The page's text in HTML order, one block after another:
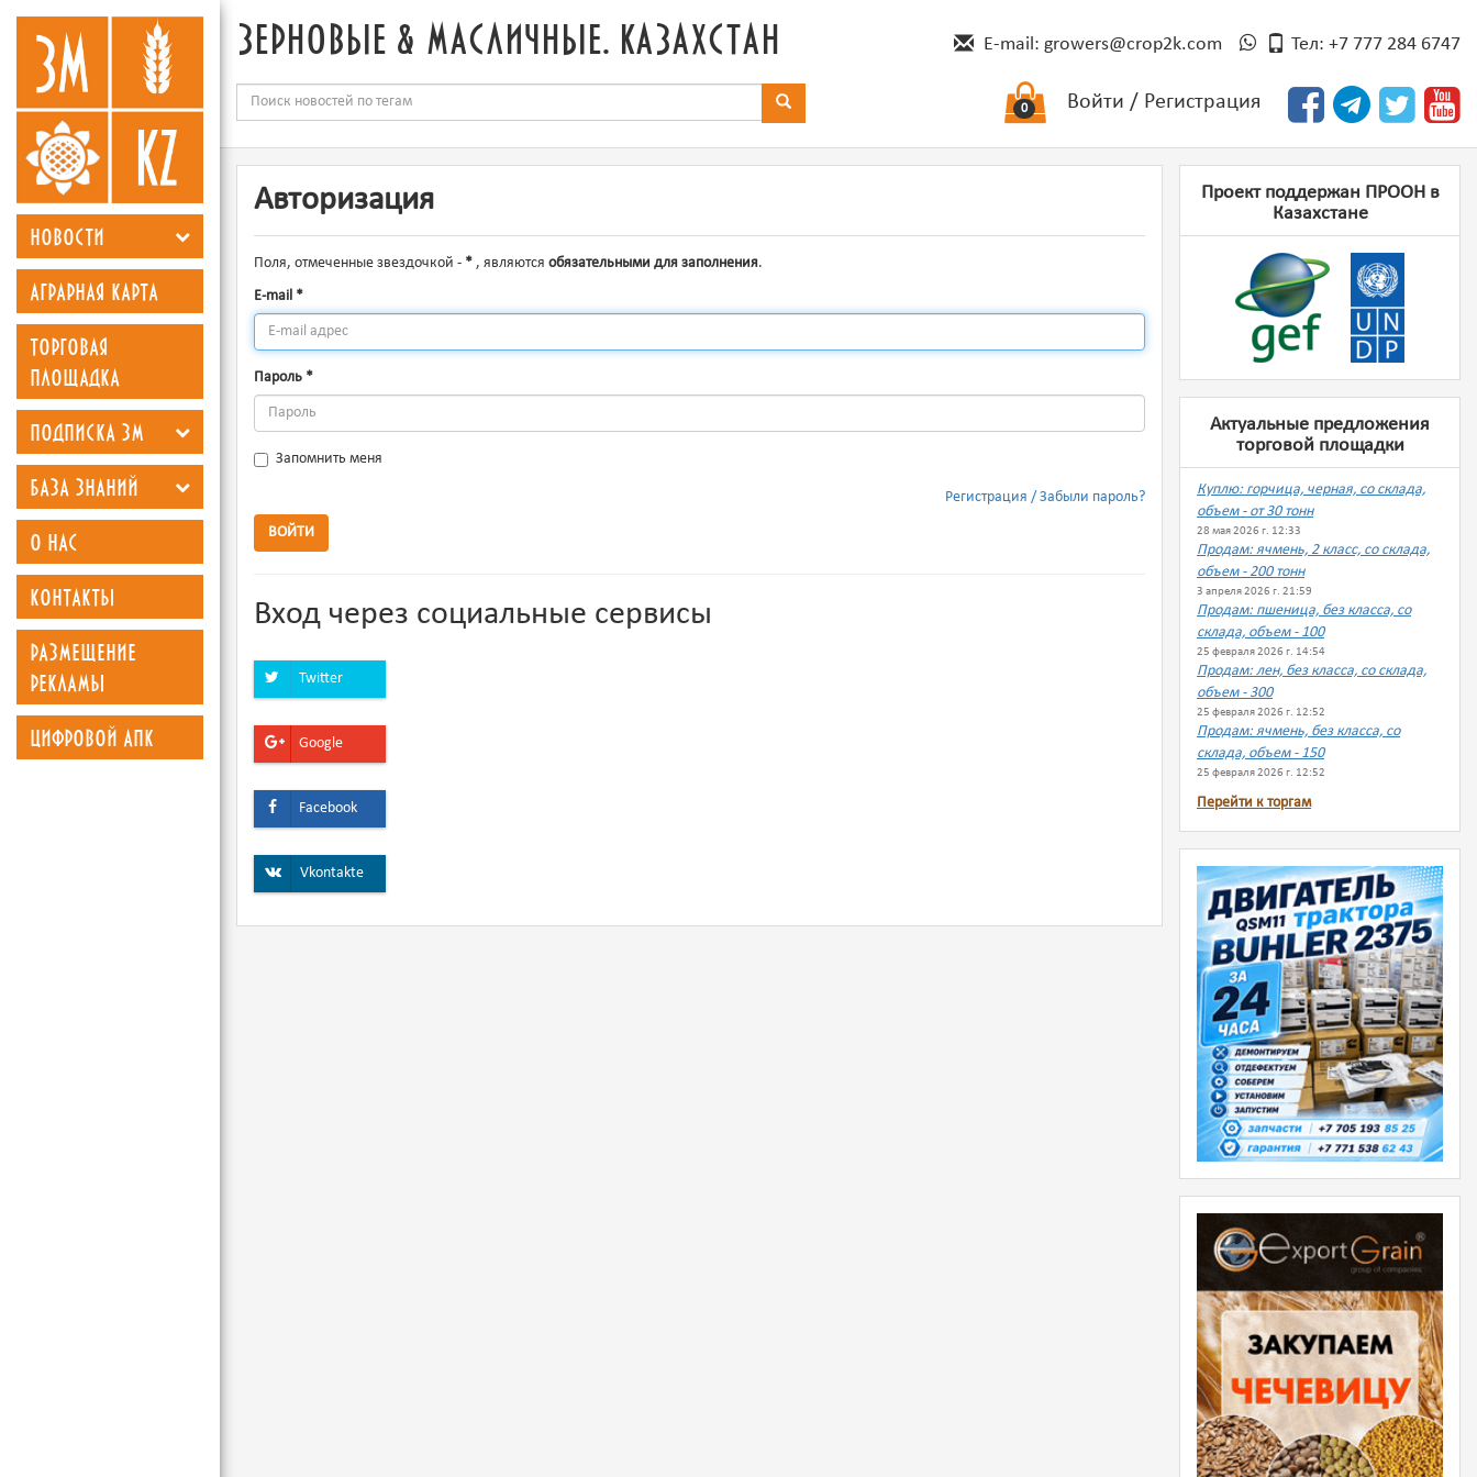
новости
аграрная карта
торговая
площадка
подписка зм
база знаний
о нас
контакты
размещение
рекламы
цифровой апк
зерновые & масличные. казахстан E-mail: growers@crop2k.com Тел: +7 777 284 6747
Войти / Регистрация
0
Авторизация
Поля, отмеченные звездочкой - * , являются обязательными для заполнения.
E-mail *
Пароль *
Запомнить меня
Забыли пароль?
Регистрация
ВОЙТИ
Вход через социальные сервисы
Twitter
Google
Facebook
Vkontakte
Проект поддержан ПРООН в
Казахстане
Актуальные предложения
торговой площадки
Куплю: горчица, черная, со склада,
объем - от 30 тонн
28 мая 2026 г. 12:33
Продам: ячмень, 2 класс, со склада,
объем - 200 тонн
3 апреля 2026 г. 21:59
Продам: пшеница, без класса, со
склада, объем - 100
25 февраля 2026 г. 14:54
Продам: лен, без класса, со склада,
объем - 300
25 февраля 2026 г. 12:52
Продам: ячмень, без класса, со
склада, объем - 150
25 февраля 2026 г. 12:52
Перейти к торгам